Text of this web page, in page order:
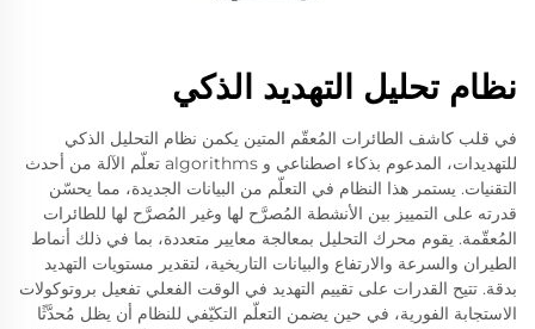
نظام تحليل التهديد الذكي
في قلب كاشف الطائرات المُعقّم المتين يكمن نظام التحليل الذكي
للتهديدات، المدعوم بذكاء اصطناعي و algorithms تعلّم الآلة من أحدث
التقنيات. يستمر هذا النظام في التعلّم من البيانات الجديدة، مما يحسّن
قدرته على التمييز بين الأنشطة المُصرَّح لها وغير المُصرَّح لها للطائرات
المُعقّمة. يقوم محرك التحليل بمعالجة معايير متعددة، بما في ذلك أنماط
الطيران والسرعة والارتفاع والبيانات التاريخية، لتقدير مستويات التهديد
بدقة. تتيح القدرات على تقييم التهديد في الوقت الفعلي تفعيل بروتوكولات
الاستجابة الفورية، في حين يضمن التعلّم التكيّفي للنظام أن يظل مُحدَّثًا